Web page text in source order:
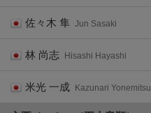
佐々木 隼 Jun Sasaki
林 尚志 Hisashi Hayashi
米光 一成 Kazunari Yonemitsu